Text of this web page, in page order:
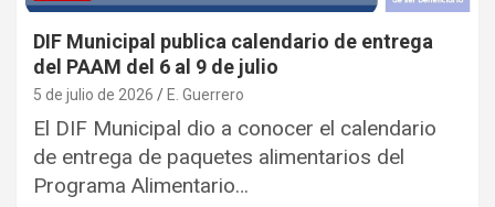
DIF Municipal publica calendario de entrega
del PAAM del 6 al 9 de julio
5 de julio de 2026 E. Guerrero
El DIF Municipal dio a conocer el calendario
de entrega de paquetes alimentarios del
Programa Alimentario…